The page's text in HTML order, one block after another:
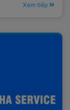
Xem tiếp